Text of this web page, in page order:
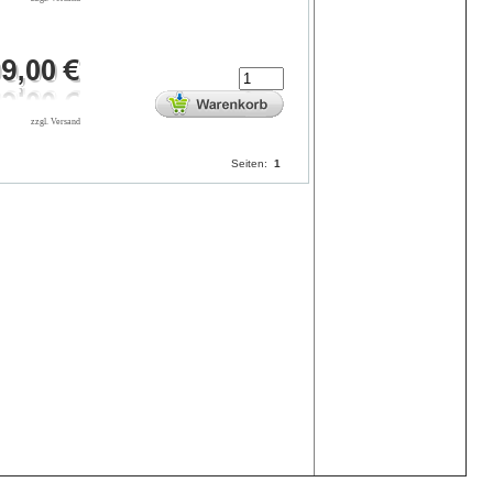
zzgl. Versand
Seiten: 1